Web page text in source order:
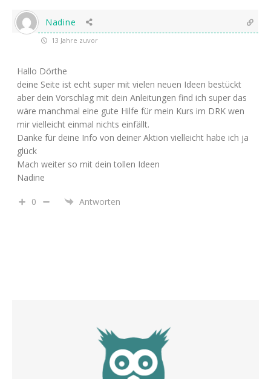
Nadine
13 Jahre zuvor
Hallo Dörthe
deine Seite ist echt super mit vielen neuen Ideen bestückt
aber dein Vorschlag mit dein Anleitungen find ich super das
wäre manchmal eine gute Hilfe für mein Kurs im DRK wen
mir vielleicht einmal nichts einfällt.
Danke für deine Info von deiner Aktion vielleicht habe ich ja
glück
Mach weiter so mit dein tollen Ideen
Nadine
0 Antworten